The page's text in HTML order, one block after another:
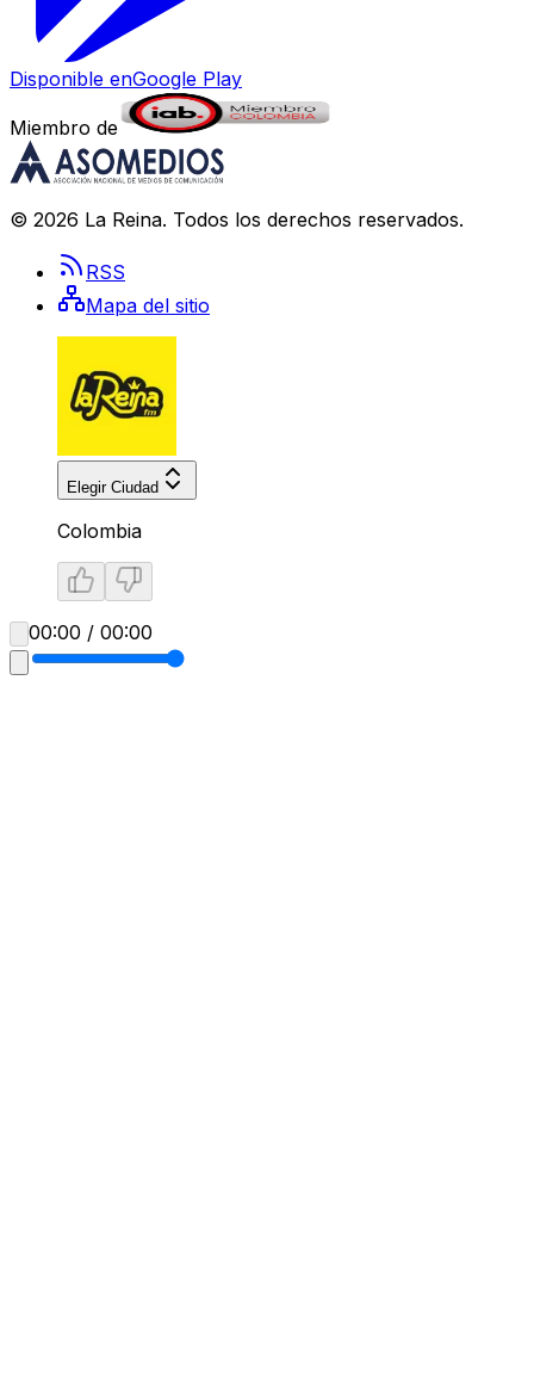
Disponible enGoogle Play
Miembro de
© 2026 La Reina. Todos los derechos reservados.
RSS
Mapa del sitio
Elegir Ciudad
Colombia
00:00 / 00:00